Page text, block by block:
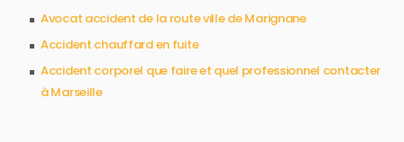
Avocat accident de la route ville de Marignane
Accident chauffard en fuite
Accident corporel que faire et quel professionnel contacter
à Marseille